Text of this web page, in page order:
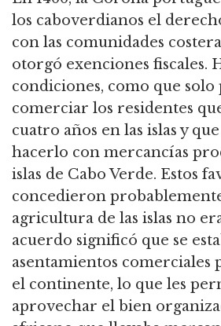
los caboverdianos el
con las comunidades
otorgó exenciones fiscales.
condiciones, como que solo
comerciar los residentes
cuatro años en las islas y
hacerlo con mercancías
islas de Cabo Verde. Estos
concedieron
agricultura de las islas no
acuerdo significó que se
asentamientos comerciales
el continente, lo que les
aprovechar el bien